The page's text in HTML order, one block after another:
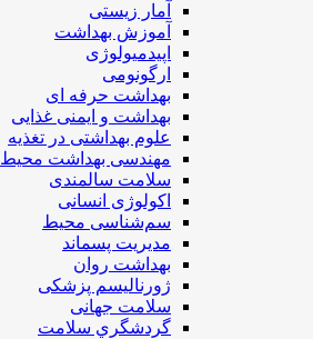
آمار زیستی
آموزش بهداشت
اپیدمیولوژی
ارگونومی
بهداشت حرفه ای
بهداشت و ایمنی غذایی
علوم بهداشتی در تغذیه
مهندسی بهداشت محيط
سلامت سالمندی
اکولوژی انسانی
سم‌شناسی محیط
مدیریت پسماند
بهداشت روان
ژورنالیسم پزشکی
سلامت جهانی
گردشگري سلامت